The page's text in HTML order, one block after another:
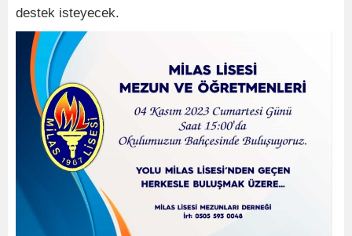
destek isteyecek.